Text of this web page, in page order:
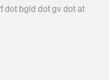
dot bgld dot gv dot at